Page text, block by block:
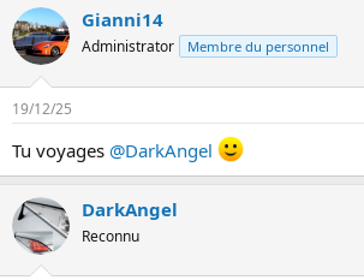
Gianni14
Administrator Membre du personnel
19/12/25
Tu voyages @DarkAngel
DarkAngel
Reconnu